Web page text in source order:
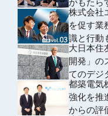
がもたら
株式会社
を促す業
識と行動
大日本住
開発」の
てのデジ
気に加速
都築電気
強化を推
からの評